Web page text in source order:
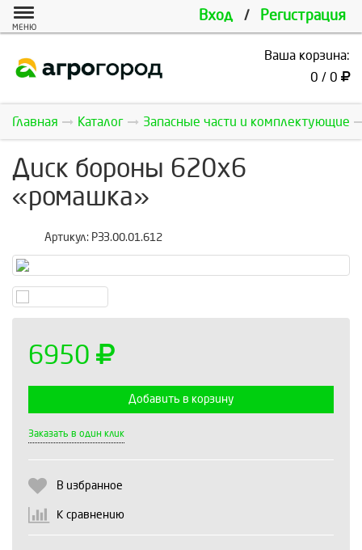
Вход / Регистрация
МЕНЮ
Ваша корзина:
0 / 0
Главная Каталог Запасные части и комплектующие
Диск бороны 620х6
«ромашка»
Артикул: РЗЗ.00.01.612
6950
Добавить в корзину
Заказать в один клик
В избранное
К сравнению